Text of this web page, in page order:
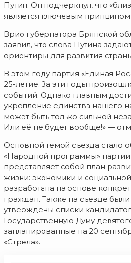
Путин. Он подчеркнул, что
является ключевым принципом
Врио губернатора Брянской
заявил, что слова Путина
ориентиры для развития
В этом году партия «Единая
25-летие. За эти годы
событий. Однако главным
укрепление единства нашего
может быть только сильной
Или её не будет вообще!» —
Основной темой съезда стало
«Народной программы»
представляет собой план
жизни: экономики и
разработана на основе
граждан. Также на съезде были
утверждены списки
Государственную Думу
запланированные на 20
«Стрела».